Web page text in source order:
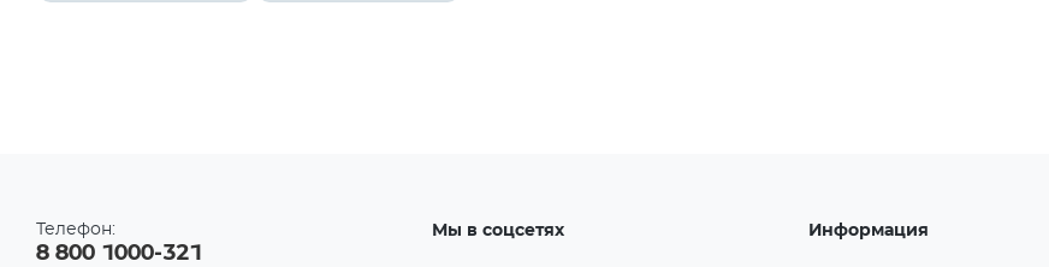
Телефон:
8 800 1000-321
Мы в соцсетях Информация